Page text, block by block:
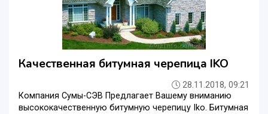
Качественная битумная черепица IKO
28.11.2018, 09:21
Компания Сумы-СЭВ Предлагает Вашему вниманию
высококачественную битумную черепицу Iko. Битумная